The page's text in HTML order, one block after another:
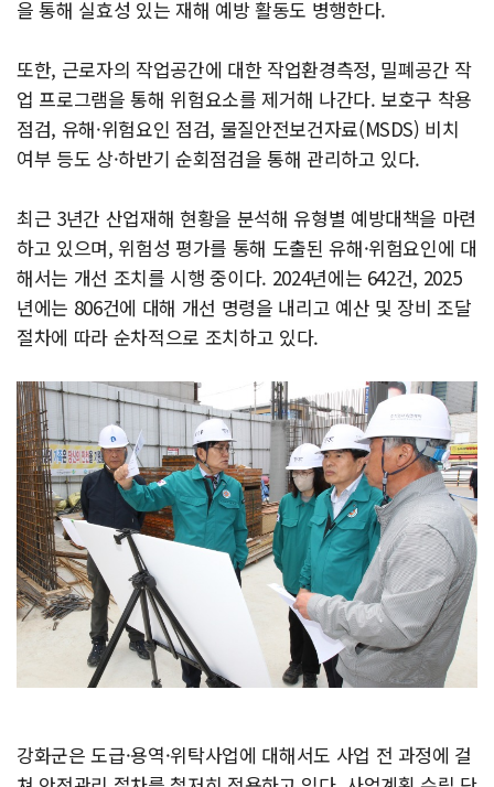
을 통해 실효성 있는 재해 예방 활동도 병행한다.
또한, 근로자의 작업공간에 대한 작업환경측정, 밀폐공간 작
업 프로그램을 통해 위험요소를 제거해 나간다. 보호구 착용
점검, 유해·위험요인 점검, 물질안전보건자료(MSDS) 비치
여부 등도 상·하반기 순회점검을 통해 관리하고 있다.
최근 3년간 산업재해 현황을 분석해 유형별 예방대책을 마련
하고 있으며, 위험성 평가를 통해 도출된 유해·위험요인에 대
해서는 개선 조치를 시행 중이다. 2024년에는 642건, 2025
년에는 806건에 대해 개선 명령을 내리고 예산 및 장비 조달
절차에 따라 순차적으로 조치하고 있다.
강화군은 도급·용역·위탁사업에 대해서도 사업 전 과정에 걸